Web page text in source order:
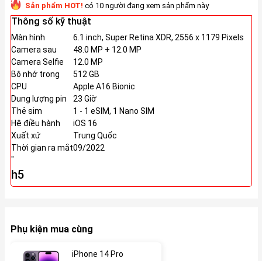
Sản phẩm HOT! có 10 người đang xem sản phẩm này
Thông số kỹ thuật
Màn hình
6.1 inch, Super Retina XDR, 2556 x 1179 Pixels
Camera sau
48.0 MP + 12.0 MP
Camera Selfie
12.0 MP
Bộ nhớ trong
512 GB
CPU
Apple A16 Bionic
Dung lượng pin
23 Giờ
Thẻ sim
1 - 1 eSIM, 1 Nano SIM
Hệ điều hành
iOS 16
Xuất xứ
Trung Quốc
Thời gian ra mắt09/2022
"
h5
Phụ kiện mua cùng
iPhone 14 Pro